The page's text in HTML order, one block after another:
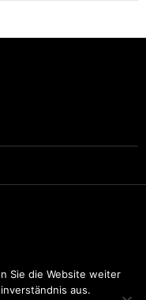
Sie die Website weiter
aus.